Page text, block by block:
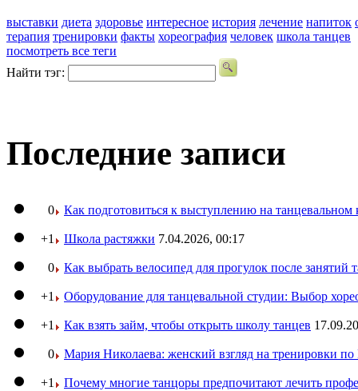
выставки диета здоровье интересное история лечение напиток
терапия тренировки факты хореография человек школа танцев
посмотреть все теги
Найти тэг:
Последние записи
0 Как подготовиться к выступлению на танцевальном
+1 Школа растяжки 7.04.2026, 00:17
0 Как выбрать велосипед для прогулок после занятий
+1 Оборудование для танцевальной студии: Выбор
+1 Как взять займ, чтобы открыть школу танцев
0 Мария Николаева: женский взгляд на тренировки
+1 Почему многие танцоры предпочитают лечить